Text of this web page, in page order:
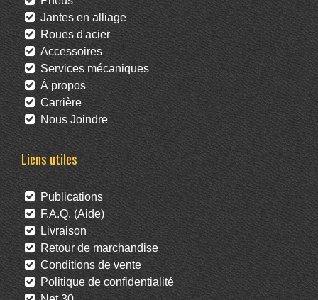
Jantes en alliage
Roues d'acier
Accessoires
Services mécaniques
À propos
Carrière
Nous Joindre
Liens utiles
Publications
F.A.Q. (Aide)
Livraison
Retour de marchandise
Conditions de vente
Politique de confidentialité